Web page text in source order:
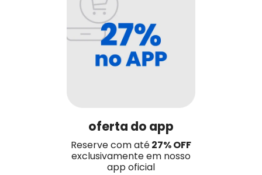
oferta do app
Reserve com até27% OFF
exclusivamente em nosso
app oficial